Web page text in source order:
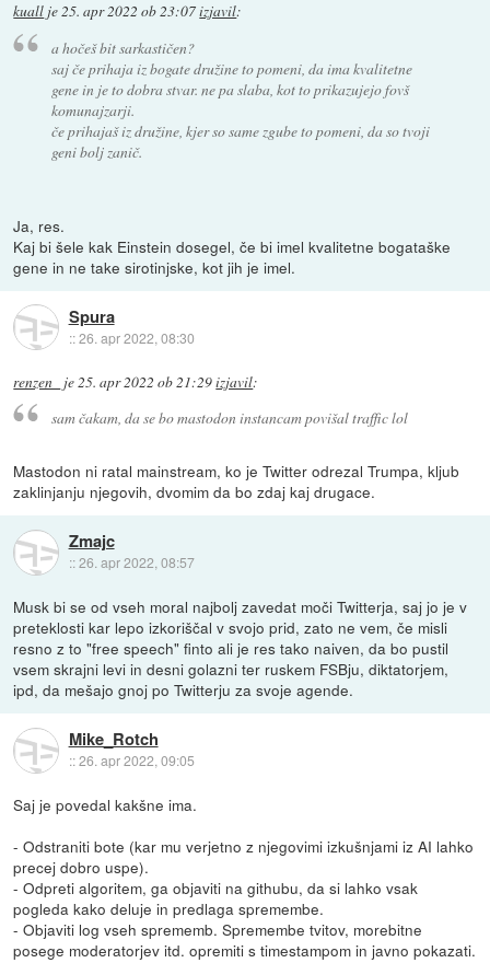
kuall je25. apr 2022 ob 23:07izjavil:
a hočeš bit sarkastičen?
saj če prihaja iz bogate družine to pomeni, da ima kvalitetne
gene in je to dobra stvar. ne pa slaba, kot to prikazujejo fovš
komunajzarji.
če prihajaš iz družine, kjer so same zgube to pomeni, da so tvoji
geni bolj zanič.
Ja, res.
Kaj bi šele kak Einstein dosegel, če bi imel kvalitetne bogataške
gene in ne take sirotinjske, kot jih je imel.
Spura
::26. apr 2022, 08:30
renzen_ je 25. apr 2022 ob 21:29izjavil:
sam čakam, da se bo mastodon instancam povišal traffic lol
Mastodon ni ratal mainstream, ko je Twitter odrezal Trumpa, kljub
zaklinjanju njegovih, dvomim da bo zdaj kaj drugace.
Zmajc
::26. apr 2022, 08:57
Musk bi se od vseh moral najbolj zavedat moči Twitterja, saj jo je v
preteklosti kar lepo izkoriščal v svojo prid, zato ne vem, če misli
resno z to "free speech" finto ali je res tako naiven, da bo pustil
vsem skrajni levi in desni golazni ter ruskem FSBju, diktatorjem,
ipd, da mešajo gnoj po Twitterju za svoje agende.
Mike_Rotch
::26. apr 2022, 09:05
Saj je povedal kakšne ima.
- Odstraniti bote (kar mu verjetno z njegovimi izkušnjami iz AI lahko
precej dobro uspe).
- Odpreti algoritem, ga objaviti na githubu, da si lahko vsak
pogleda kako deluje in predlaga spremembe.
- Objaviti log vseh sprememb. Spremembe tvitov, morebitne
posege moderatorjev itd. opremiti s timestampom in javno pokazati.